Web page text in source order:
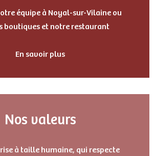
équipe à Noyal-sur-Vilaine ou
boutiques et notre restaurant
En savoir plus
Nos valeurs
à taille humaine, qui respecte